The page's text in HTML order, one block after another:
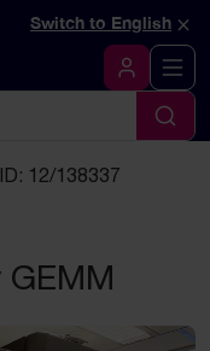
Switch to English ×
Logga in
Sök
ID: 12/138337